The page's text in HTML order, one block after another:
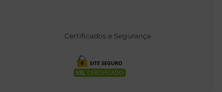
Certificados e Segurança